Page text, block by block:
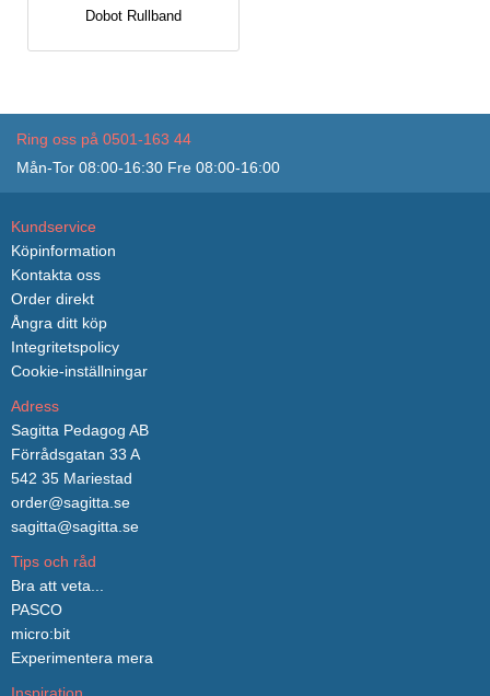
Dobot Rullband
Ring oss på 0501-163 44
Mån-Tor 08:00-16:30 Fre 08:00-16:00
Kundservice
Köpinformation
Kontakta oss
Order direkt
Ångra ditt köp
Integritetspolicy
Cookie-inställningar
Adress
Sagitta Pedagog AB
Förrådsgatan 33 A
542 35 Mariestad
order@sagitta.se
sagitta@sagitta.se
Tips och råd
Bra att veta...
PASCO
micro:bit
Experimentera mera
Inspiration